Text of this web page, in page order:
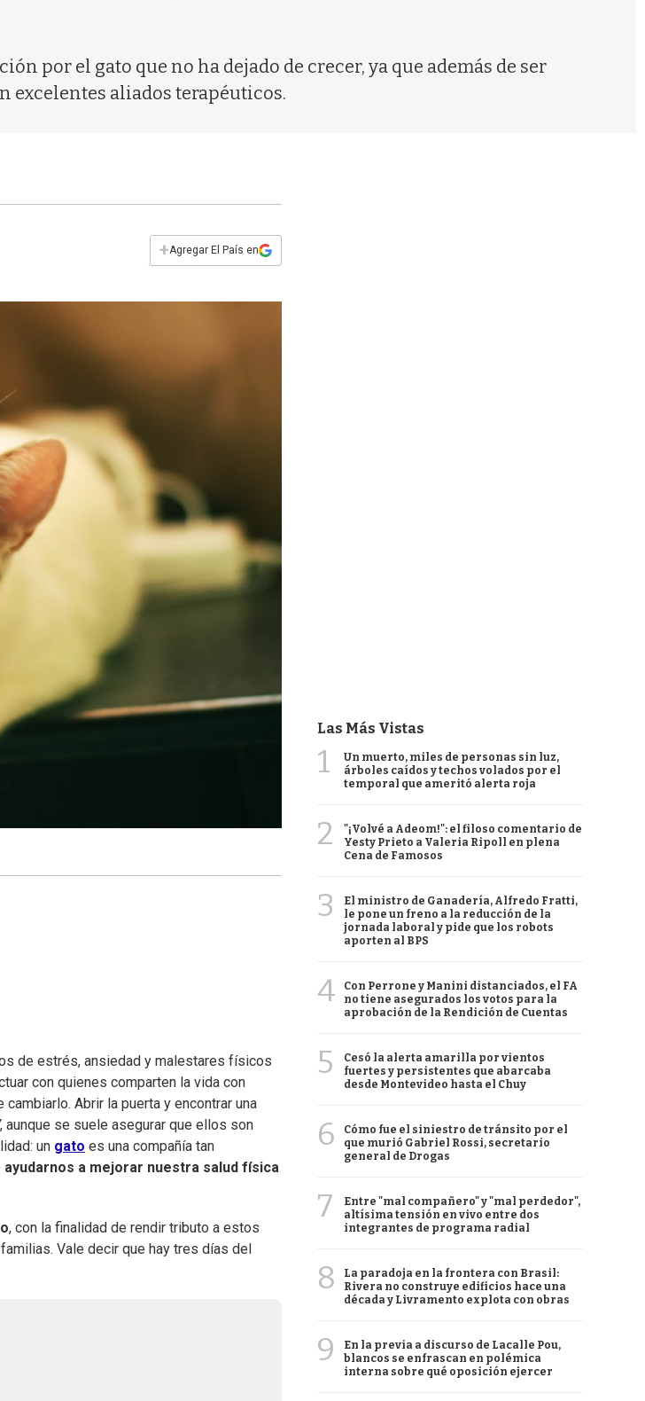
por el gato que no ha dejado de crecer, ya que además de ser
excelentes aliados terapéuticos.
+Agregar El País en
de estrés, ansiedad y malestares físicos
con quienes comparten la vida con
Abrir la puerta y encontrar una
aunque se suele asegurar que ellos son
un gato es una compañía tan
ayudarnos a mejorar nuestra salud física
, con la finalidad de rendir tributo a estos
Vale decir que hay tres días del
Las Más Vistas
1
Un muerto, miles de personas sin luz,
árboles caídos y techos volados por el
temporal que ameritó alerta roja
2
"¡Volvé a Adeom!": el filoso comentario de
Yesty Prieto a Valeria Ripoll en plena
Cena de Famosos
3
El ministro de Ganadería, Alfredo Fratti,
le pone un freno a la reducción de la
jornada laboral y pide que los robots
aporten al BPS
4
Con Perrone y Manini distanciados, el FA
no tiene asegurados los votos para la
aprobación de la Rendición de Cuentas
5
Cesó la alerta amarilla por vientos
fuertes y persistentes que abarcaba
desde Montevideo hasta el Chuy
6
Cómo fue el siniestro de tránsito por el
que murió Gabriel Rossi, secretario
general de Drogas
7
Entre "mal compañero" y "mal perdedor",
altísima tensión en vivo entre dos
integrantes de programa radial
8
La paradoja en la frontera con Brasil:
Rivera no construye edificios hace una
década y Livramento explota con obras
9
En la previa a discurso de Lacalle Pou,
blancos se enfrascan en polémica
interna sobre qué oposición ejercer